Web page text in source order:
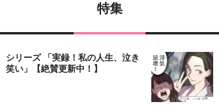
特集
シリーズ 「実録！私の人生、泣き
笑い」【絶賛更新中！】